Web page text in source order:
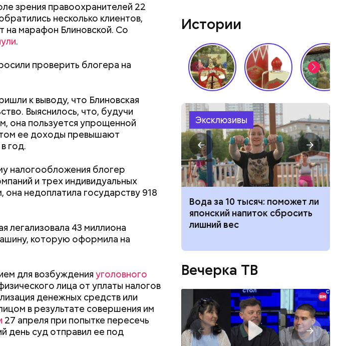
зрения правоохранителей 22
несколько клиентов,
на марафон Блиновской. Со
.
проверить блогера на
к выводу, что Блиновская
Выяснилось, что, будучи
она пользуется упрощенной
ее доходы превышают
год.
налогообложения блогер
и трех индивидуальных
недоплатила государству 918
легализовала 43 миллиона
которую оформила на
для возбуждения уголовного
лица от уплаты налогов
денежных средств или
в результате совершения им
27 апреля при попытке пересечь
день суд отправил ее под
находились на иждивении у
Истории
Эксклюзивы
Польза от сорняка: какие
крапиве и можно ли ее есть
Вода за 10 тысяч: поможет ли
японский напиток сбросить
лишний вес
Вечерка ТВ